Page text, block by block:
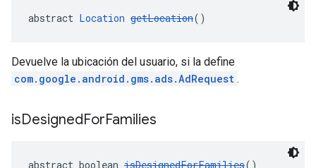
abstract Location getLocation()
Devuelve la ubicación del usuario, si la define
com.google.android.gms.ads.AdRequest .
isDesignedForFamilies
abstract boolean isDesignedForFamilies()